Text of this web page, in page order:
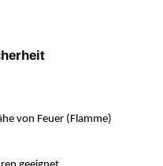
von Feuer (Flamme)